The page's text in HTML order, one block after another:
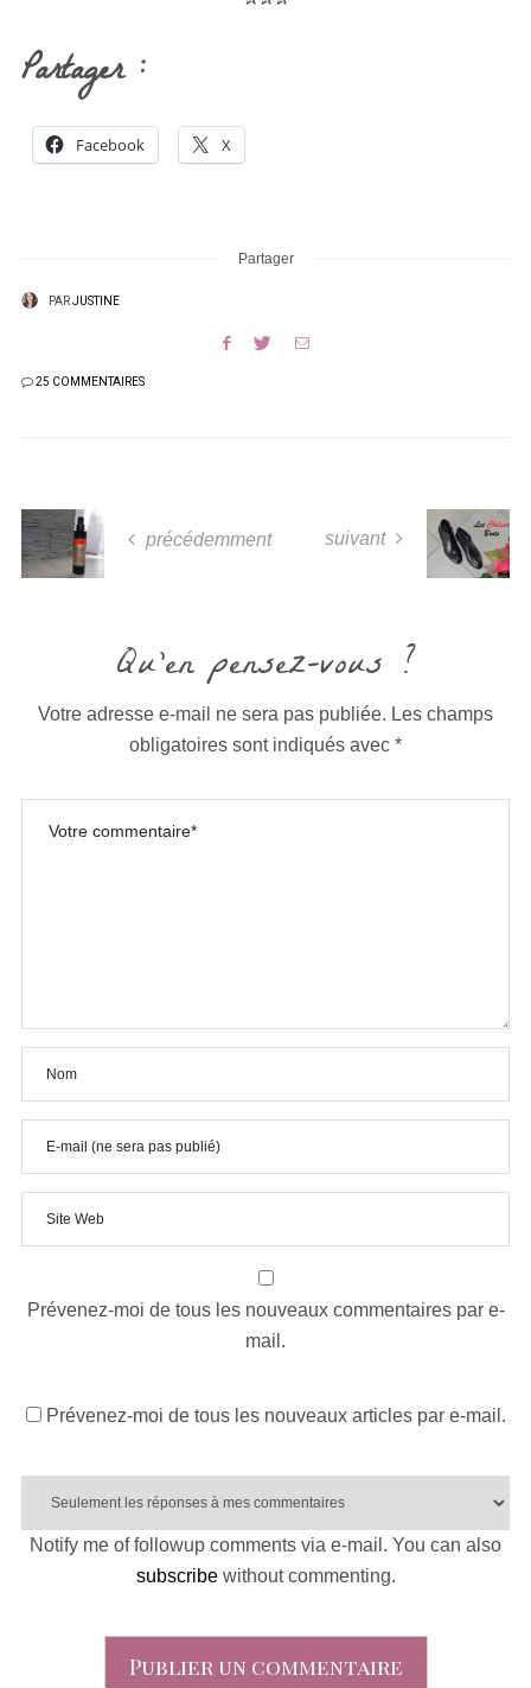
Partager :
Facebook X
Partager
PARJUSTINE
25 COMMENTAIRES
précédemment suivant
Qu'en pensez-vous ?
Votre adresse e-mail ne sera pas publiée. Les champs
obligatoires sont indiqués avec *
Prévenez-moi de tous les nouveaux commentaires par e-
mail.
Prévenez-moi de tous les nouveaux articles par e-mail.
Notify me of followup comments via e-mail. You can also
subscribewithout commenting.